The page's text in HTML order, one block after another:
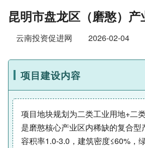
昆明市盘龙区（磨憨）产
云南投资促进网 2026-02-04
项目建设内容
项目地块规划为二类工业用地+二
是磨憨核心产业区内稀缺的复合型
容积率1.0-3.0，建筑密度≤60%，